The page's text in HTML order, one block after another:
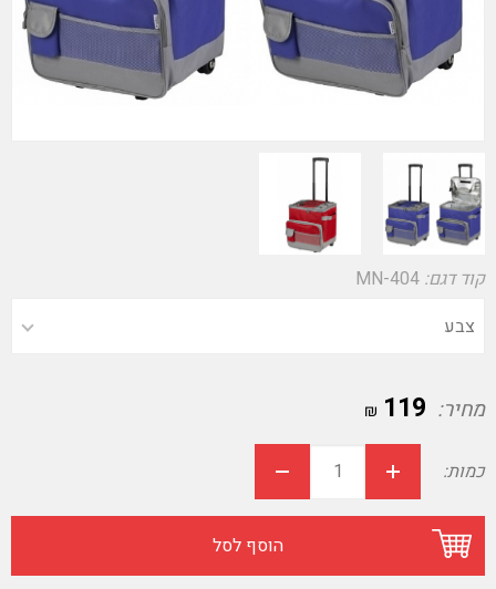
קוד דגם: MN-404
מחיר: 119
₪
כמות:
הוסף לסל